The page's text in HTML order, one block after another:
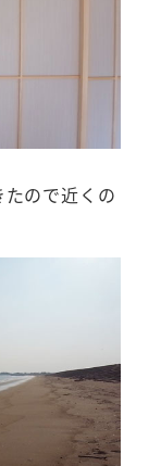
ので近くの